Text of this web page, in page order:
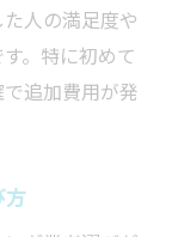
ーニング計
うメリット
グのポイ
る選び方
人の満足度や
。特に初めて
追加費用が発
方